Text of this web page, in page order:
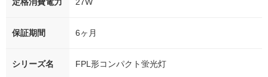
定格消費電力 27W
保証期間 6ヶ月
シリーズ名 FPL形コンパクト蛍光灯